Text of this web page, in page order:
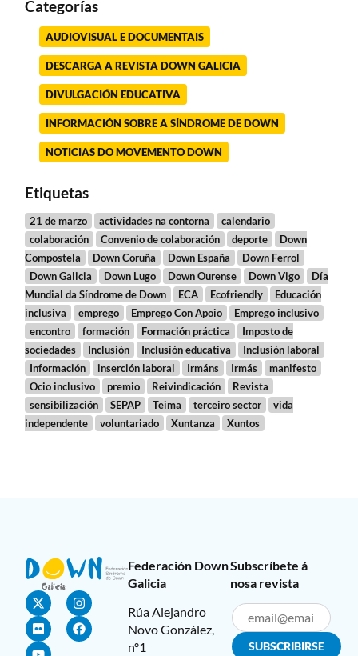
Categorías
AUDIOVISUAL E DOCUMENTAIS
DESCARGA A REVISTA DOWN GALICIA
DIVULGACIÓN EDUCATIVA
INFORMACIÓN SOBRE A SÍNDROME DE DOWN
NOTICIAS DO MOVEMENTO DOWN
Etiquetas
21 de marzo actividades na contorna
calendario
colaboración
Convenio de colaboración deporte
Down
Compostela
Down Coruña Down España
Down Ferrol
Down Galicia
Down Lugo Down Ourense Down Vigo
Día
Mundial da Síndrome de Down
ECA Ecofriendly
Educación
inclusiva
emprego Emprego Con Apoio
Emprego inclusivo
encontro
formación Formación práctica
Imposto de
sociedades
Inclusión Inclusión educativa
Inclusión laboral
Información
inserción laboral Irmáns Irmás
manifesto
Ocio inclusivo
premio Reivindicación
Revista
sensibilización
SEPAP Teima terceiro sector
vida
independente
voluntariado Xuntanza Xuntos
Federación Down
Galicia
Rúa Alejandro
Novo González,
nº1
Subscríbete á
nosa revista